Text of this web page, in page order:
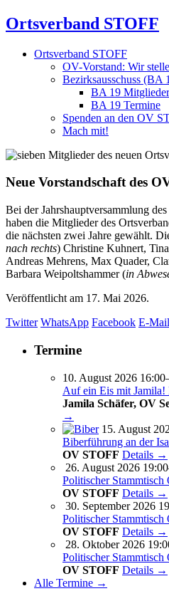
Ortsverband STOFF
Ortsverband STOFF
OV-Vorstand: Wir
Bezirksausschuss (BA
BA 19 Mitglieder
BA 19 Termine
Spenden an den OV
Mach mit!
Neue Vorstandschaft des
Bei der Jahrshauptversammlung
haben die Mitglieder des
die nächsten zwei Jahre gewählt.
nach rechts) Christine Kuhnert,
Andreas Mehrens, Max Quader,
Barbara Weipoltshammer (in
Veröffentlicht am 17. Mai 2026.
Twitter WhatsApp Facebook E-Mail
Termine
10. August 2026
Auf ein Eis mit Jamila!
Jamila Schäfer, OV
→
15. August
Biberführung an der
OV STOFF Details →
26. August 2026
Politischer
OV STOFF Details →
30. September 2026
Politischer
OV STOFF Details →
28. Oktober 2026
Politischer
OV STOFF Details →
Alle Termine →